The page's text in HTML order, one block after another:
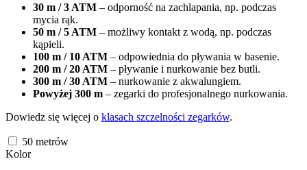
30 m / 3 ATM – odporność na zachlapania, np. podczas
mycia rąk.
50 m / 5 ATM – możliwy kontakt z wodą, np. podczas
kąpieli.
100 m / 10 ATM – odpowiednia do pływania w basenie.
200 m / 20 ATM – pływanie i nurkowanie bez butli.
300 m / 30 ATM – nurkowanie z akwalungiem.
Powyżej 300 m – zegarki do profesjonalnego nurkowania.
Dowiedz się więcej o klasach szczelności zegarków.
50 metrów
Kolor